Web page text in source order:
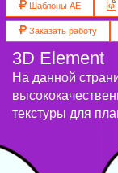
Шаблоны AE
Заказать работу
3D Element
На данной
текстуры для